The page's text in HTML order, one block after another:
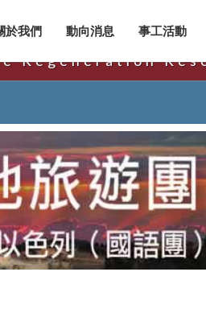
於我們 動向消息 事工活動
美國文化更新
Regeneration